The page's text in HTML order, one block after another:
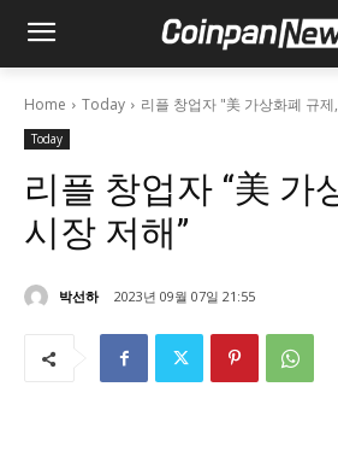
Home Today 리플 창업자 "美 가상화폐 규
Today
리플 창업자 “美 가
시장 저해”
박선하 2023년 09월 07일 21:55